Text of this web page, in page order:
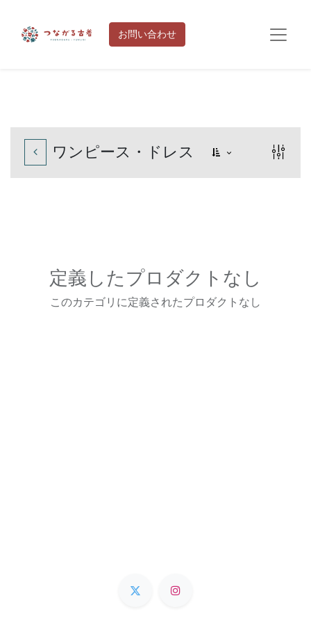
お問い合わせ
ワンピース・ドレス
定義したプロダクトなし
このカテゴリに定義されたプロダクトなし